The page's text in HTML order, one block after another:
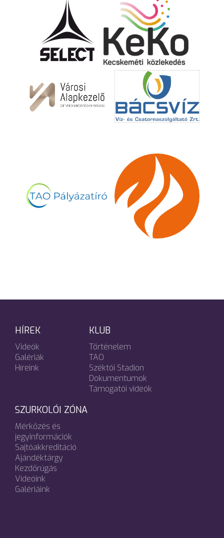
HÍREK
Videók
Galériák
Híreink
KLUB
Történelem
TAO
Széktói Stadion
Dokumentumok
Támogatói videók
SZURKOLÓI ZÓNA
Mérkőzés és
jegyinformációk
Sajtóakkreditáció
Ajándéktárgy
Kezdőrúgás
Videóink
Galériáink